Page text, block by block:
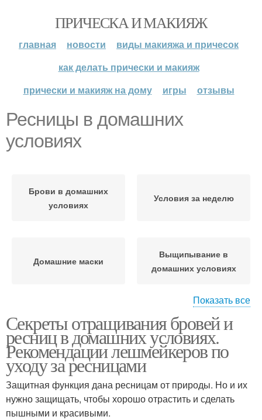
ПРИЧЕСКА И МАКИЯЖ
главная новости
виды макияжа и причесок
как делать прически и макияж
прически и макияж на дому
игры отзывы
Ресницы в домашних
условиях
Брови в домашних
условиях
Условия за неделю
Домашние маски
Выщипывание в
домашних условиях
Хна для ресниц
Хна в домашних
условиях
Показать все
Секреты отращивания бровей и
ресниц в домашних условиях.
Рекомендации лешмейкеров по
уходу за ресницами
Защитная функция дана ресницам от природы. Но и их
нужно защищать, чтобы хорошо отрастить и сделать
пышными и красивыми.